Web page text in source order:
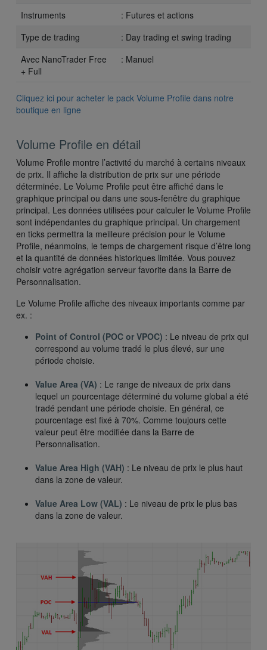
Instruments
: Futures et actions
Type de trading
: Day trading et swing trading
Avec NanoTrader Free
+ Full
: Manuel
Cliquez ici pour acheter le pack Volume Profile dans notre
boutique en ligne
Volume Profile en détail
Volume Profile montre l’activité du marché à certains niveaux
de prix. Il affiche la distribution de prix sur une période
déterminée. Le Volume Profile peut être affiché dans le
graphique principal ou dans une sous-fenêtre du graphique
principal. Les données utilisées pour calculer le Volume Profile
sont indépendantes du graphique principal. Un chargement
en ticks permettra la meilleure précision pour le Volume
Profile, néanmoins, le temps de chargement risque d’être long
et la quantité de données historiques limitée. Vous pouvez
choisir votre agrégation serveur favorite dans la Barre de
Personnalisation.
Le Volume Profile affiche des niveaux importants comme par
ex. :
Point of Control (POC or VPOC) : Le niveau de prix qui
correspond au volume tradé le plus élevé, sur une
période choisie.
Value Area (VA) : Le range de niveaux de prix dans
lequel un pourcentage déterminé du volume global a été
tradé pendant une période choisie. En général, ce
pourcentage est fixé à 70%. Comme toujours cette
valeur peut être modifiée dans la Barre de
Personnalisation.
Value Area High (VAH) : Le niveau de prix le plus haut
dans la zone de valeur.
Value Area Low (VAL) : Le niveau de prix le plus bas
dans la zone de valeur.